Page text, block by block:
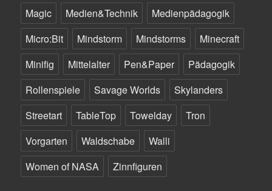
Magic
Medien&Technik
Medienpädagogik
Micro:Bit
Mindstorm Mindstorms
Minecraft
Minifig
Mittelalter Pen&Paper
Pädagogik
Rollenspiele
Savage Worlds
Skylanders
Streetart
TableTop Towelday
Tron
Vorgarten
Waldschabe
Walli
Women of NASA
Zinnfiguren